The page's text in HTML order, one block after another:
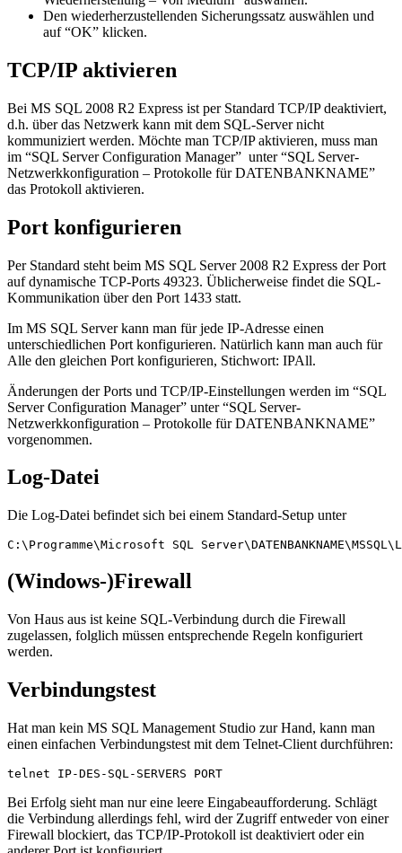
Den wiederherzustellenden Sicherungssatz auswählen und
auf “OK” klicken.
TCP/IP aktivieren
Bei MS SQL 2008 R2 Express ist per Standard TCP/IP deaktiviert,
d.h. über das Netzwerk kann mit dem SQL-Server nicht
kommuniziert werden. Möchte man TCP/IP aktivieren, muss man
im “SQL Server Configuration Manager” unter “SQL Server-
Netzwerkkonfiguration – Protokolle für DATENBANKNAME”
das Protokoll aktivieren.
Port konfigurieren
Per Standard steht beim MS SQL Server 2008 R2 Express der Port
auf dynamische TCP-Ports 49323. Üblicherweise findet die SQL-
Kommunikation über den Port 1433 statt.
Im MS SQL Server kann man für jede IP-Adresse einen
unterschiedlichen Port konfigurieren. Natürlich kann man auch für
Alle den gleichen Port konfigurieren, Stichwort: IPAll.
Änderungen der Ports und TCP/IP-Einstellungen werden im “SQL
Server Configuration Manager” unter “SQL Server-
Netzwerkkonfiguration – Protokolle für DATENBANKNAME”
vorgenommen.
Log-Datei
Die Log-Datei befindet sich bei einem Standard-Setup unter
C:\Programme\Microsoft SQL
(Windows-)Firewall
Von Haus aus ist keine SQL-Verbindung durch die Firewall
zugelassen, folglich müssen entsprechende Regeln konfiguriert
werden.
Verbindungstest
Hat man kein MS SQL Management Studio zur Hand, kann man
einen einfachen Verbindungstest mit dem Telnet-Client durchführen:
telnet IP-DES-SQL-SERVERS PORT
Bei Erfolg sieht man nur eine leere Eingabeaufforderung. Schlägt
die Verbindung allerdings fehl, wird der Zugriff entweder von einer
Firewall blockiert, das TCP/IP-Protokoll ist deaktiviert oder ein